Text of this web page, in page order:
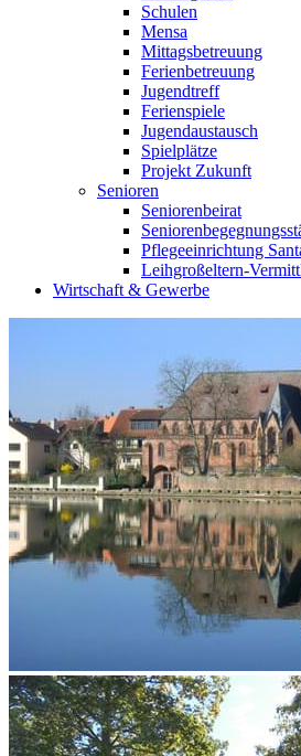
Schulen
Mensa
Mittagsbetreuung
Ferienbetreuung
Jugendtreff
Ferienspiele
Jugendaustausch
Spielplätze
Projekt Zukunft
Senioren
Seniorenbeirat
Pflegeeinrichtung
Leihgroßeltern-
Wirtschaft & Gewerbe